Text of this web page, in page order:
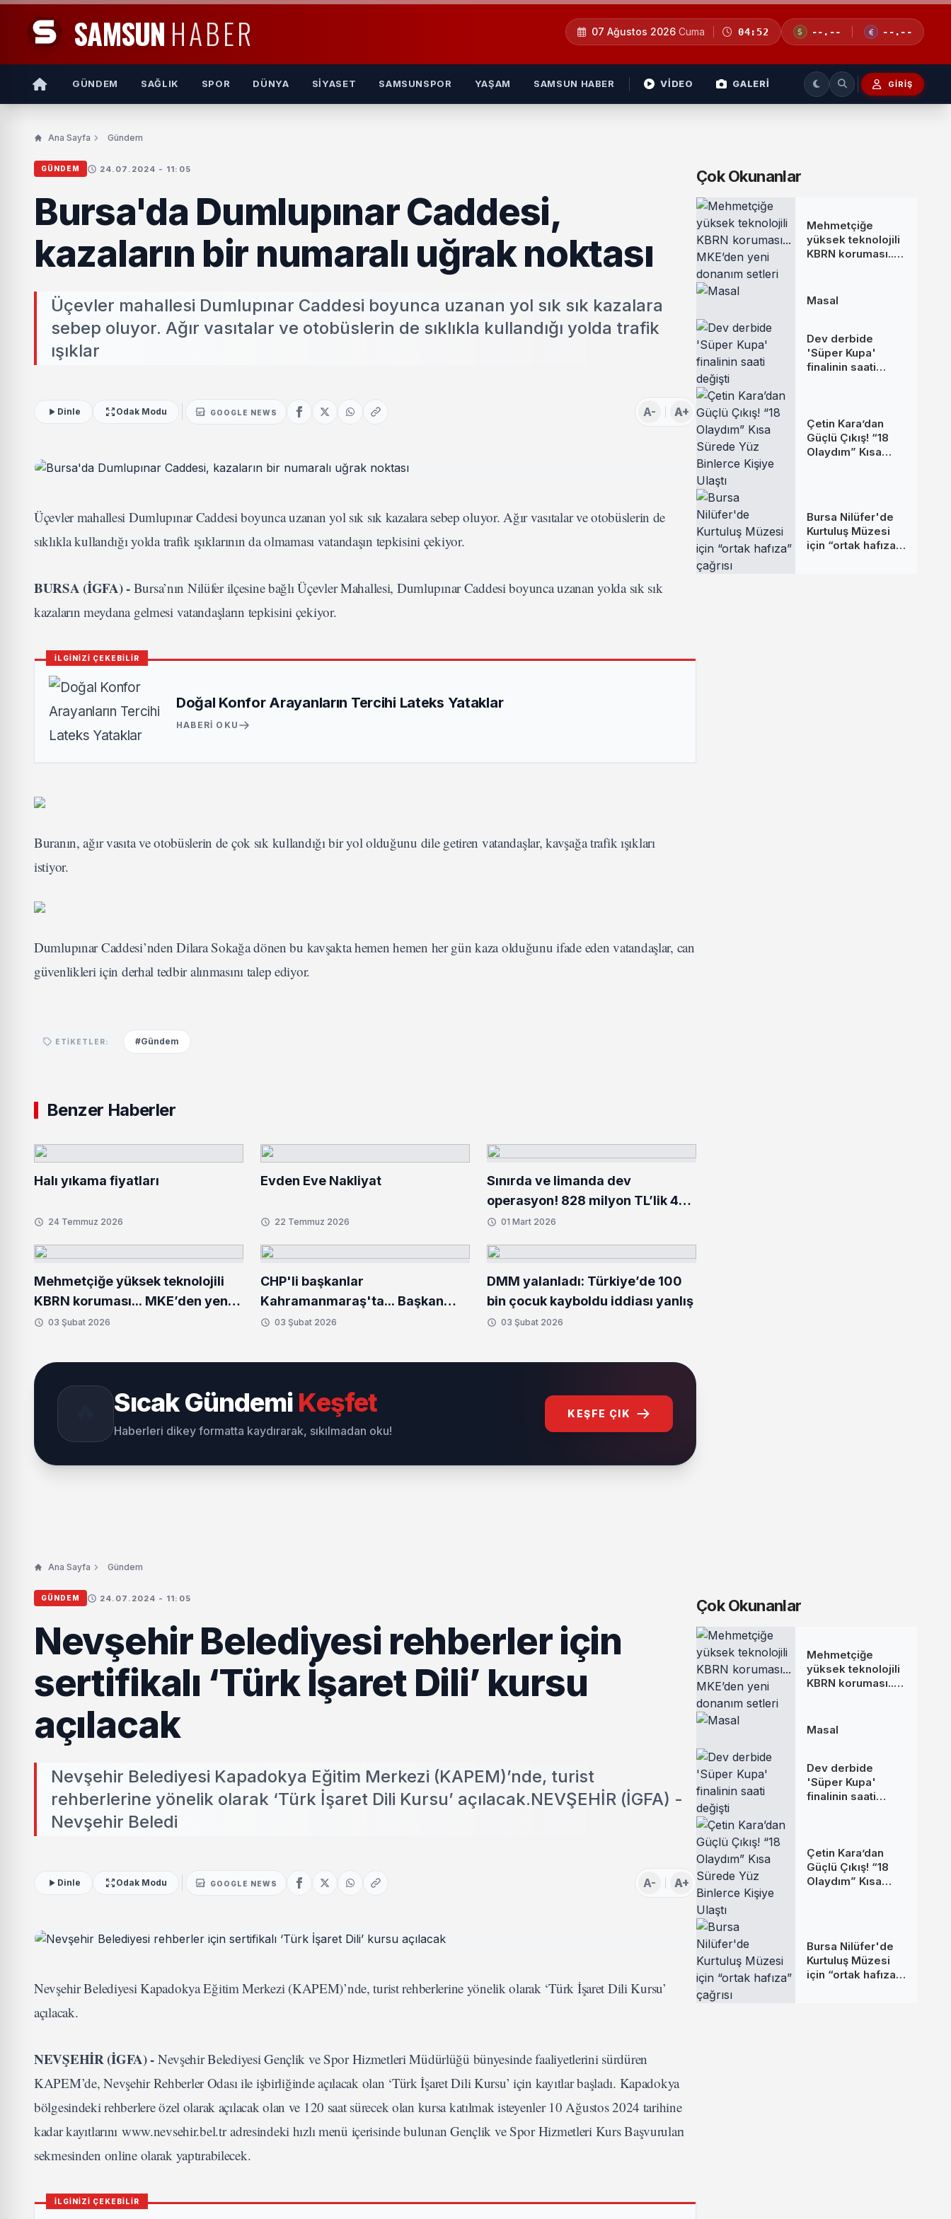
SAMSUN HABER 07 Ağustos 2026 Cuma 04:52 --.-- --.--
GÜNDEM SAĞLIK SPOR DÜNYA SIYASET SAMSUNSPOR YAŞAM SAMSUN HABER VİDEO GALERİ GIRIŞ
Ana Sayfa Gündem
GÜNDEM 24.07.2024 - 11:05
Bursa'da Dumlupınar Caddesi,
kazaların bir numaralı uğrak noktası
Üçevler mahallesi Dumlupınar Caddesi boyunca uzanan yol sık sık kazalara
sebep oluyor. Ağır vasıtalar ve otobüslerin de sıklıkla kullandığı yolda trafik
ışıklar
Dinle Odak Modu GOOGLE NEWS A- A+
Üçevler mahallesi Dumlupınar Caddesi boyunca uzanan yol sık sık kazalara sebep oluyor. Ağır vasıtalar ve otobüslerin de
sıklıkla kullandığı yolda trafik ışıklarının da olmaması vatandaşın tepkisini çekiyor.
BURSA (İGFA) - Bursa’nın Nilüfer ilçesine bağlı Üçevler Mahallesi, Dumlupınar Caddesi boyunca uzanan yolda sık sık
kazaların meydana gelmesi vatandaşların tepkisini çekiyor.
İLGİNİZİ ÇEKEBİLİR
Doğal Konfor Arayanların Tercihi Lateks Yataklar
HABERI OKU
Buranın, ağır vasıta ve otobüslerin de çok sık kullandığı bir yol olduğunu dile getiren vatandaşlar, kavşağa trafik ışıkları
istiyor.
Dumlupınar Caddesi’nden Dilara Sokağa dönen bu kavşakta hemen hemen her gün kaza olduğunu ifade eden vatandaşlar, can
güvenlikleri için derhal tedbir alınmasını talep ediyor.
ETIKETLER: #Gündem
Benzer Haberler
Halı yıkama fiyatları
24 Temmuz 2026
Evden Eve Nakliyat
22 Temmuz 2026
Sınırda ve limanda dev
operasyon! 828 milyon TL’lik 484
kilo uyuşturucu ele geçirildi
01 Mart 2026
Mehmetçiğe yüksek teknolojili
KBRN koruması... MKE’den yeni
donanım setleri
03 Şubat 2026
CHP'li başkanlar
Kahramanmaraş'ta... Başkan
Bozbey'den deprem bölgesine
03 Şubat 2026
DMM yalanladı: Türkiye’de 100
bin çocuk kayboldu iddiası yanlış
03 Şubat 2026
Sıcak Gündemi Keşfet
Haberleri dikey formatta kaydırarak, sıkılmadan oku!
KEŞFE ÇIK
Çok Okunanlar
Mehmetçiğe
yüksek teknolojili
KBRN koruması...
Masal
Dev derbide
'Süper Kupa'
finalinin saati
Çetin Kara’dan
Güçlü Çıkış! “18
Olaydım” Kısa
Bursa Nilüfer'de
Kurtuluş Müzesi
için “ortak hafıza”
Ana Sayfa Gündem
GÜNDEM 24.07.2024 - 11:05
Nevşehir Belediyesi rehberler için
sertifikalı ‘Türk İşaret Dili’ kursu
açılacak
Nevşehir Belediyesi Kapadokya Eğitim Merkezi (KAPEM)’nde, turist
rehberlerine yönelik olarak ‘Türk İşaret Dili Kursu’ açılacak.NEVŞEHİR (İGFA) -
Nevşehir Beledi
Dinle Odak Modu GOOGLE NEWS A- A+
Nevşehir Belediyesi Kapadokya Eğitim Merkezi (KAPEM)’nde, turist rehberlerine yönelik olarak ‘Türk İşaret Dili Kursu’
açılacak.
NEVŞEHİR (İGFA) - Nevşehir Belediyesi Gençlik ve Spor Hizmetleri Müdürlüğü bünyesinde faaliyetlerini sürdüren
KAPEM’de, Nevşehir Rehberler Odası ile işbirliğinde açılacak olan ‘Türk İşaret Dili Kursu’ için kayıtlar başladı. Kapadokya
bölgesindeki rehberlere özel olarak açılacak olan ve 120 saat sürecek olan kursa katılmak isteyenler 10 Ağustos 2024 tarihine
kadar kayıtlarını www.nevsehir.bel.tr adresindeki hızlı menü içerisinde bulunan Gençlik ve Spor Hizmetleri Kurs Başvuruları
sekmesinden online olarak yaptırabilecek.
İLGİNİZİ ÇEKEBİLİR
Çok Okunanlar
Mehmetçiğe
yüksek teknolojili
KBRN koruması...
Masal
Dev derbide
'Süper Kupa'
finalinin saati
Çetin Kara’dan
Güçlü Çıkış! “18
Olaydım” Kısa
Bursa Nilüfer'de
Kurtuluş Müzesi
için “ortak hafıza”